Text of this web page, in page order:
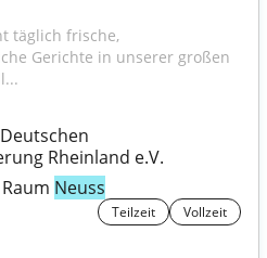
täglich frische,
Gerichte in unserer großen
Rheinland e.V.
Neuss
Teilzeit Vollzeit